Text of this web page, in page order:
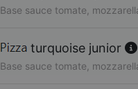
Base sauce tomate,
turquoise junior
Base sauce tomate,